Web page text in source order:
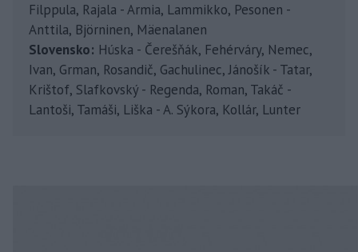
Filppula, Rajala - Armia, Lammikko, Pesonen -
Anttila, Björninen, Mäenalanen
Slovensko: Húska - Čerešňák, Fehérváry, Nemec,
Ivan, Grman, Rosandič, Gachulinec, Jánošík - Tatar,
Krištof, Slafkovský - Regenda, Roman, Takáč -
Lantoši, Tamáši, Liška - A. Sýkora, Kollár, Lunter